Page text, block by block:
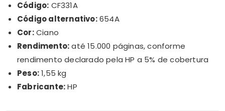
Código: CF331A
Código alternativo:654A
Cor:Ciano
Rendimento:até 15.000 páginas, conforme
rendimento declarado pela HP a 5% de cobertura
Peso:1,55 kg
Fabricante:HP